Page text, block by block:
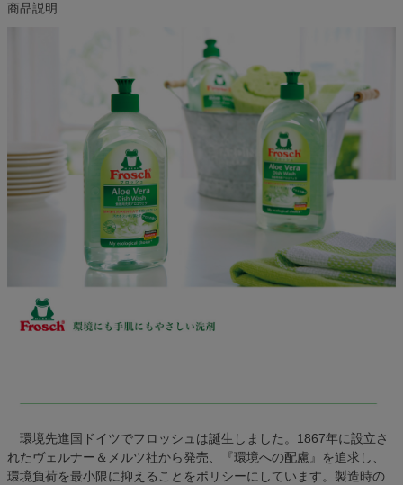
商品説明
環境先進国ドイツでフロッシュは誕生しました。1867年に設立さ
れたヴェルナー＆メルツ社から発売、『環境への配慮』を追求し、
環境負荷を最小限に抑えることをポリシーにしています。製造時の